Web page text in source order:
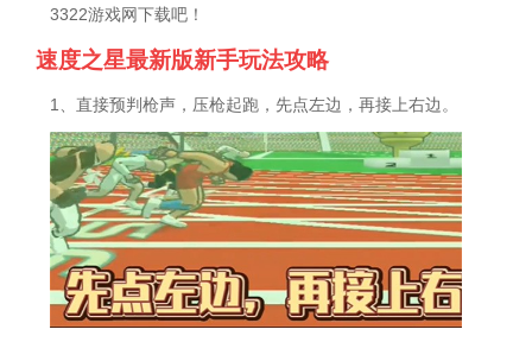
3322游戏网下载吧！
速度之星最新版新手玩法攻略
1、直接预判枪声，压枪起跑，先点左边，再接上右边。